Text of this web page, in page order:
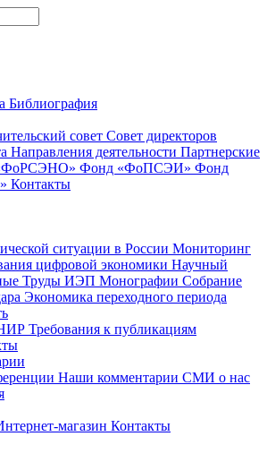
Библиография
совет Совет директоров
Направления деятельности Партнерские
Фонд «ФоПСЭИ» Фонд
Контакты
ситуации в России Мониторинг
цифровой экономики Научный
Труды ИЭП Монографии Собрание
Экономика переходного периода
Требования к публикациям
Наши комментарии СМИ о нас
магазин Контакты